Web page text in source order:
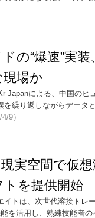
の“爆速”実
場か
Japanによる、中国のヒ
繰り返しながらデータ
4/9）
実空間で仮
トを提供開始
トは、次世代溶接トレ
を活用し、熟練技能者